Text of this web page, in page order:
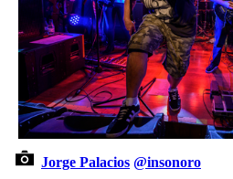
Jorge Palacios @insonoro